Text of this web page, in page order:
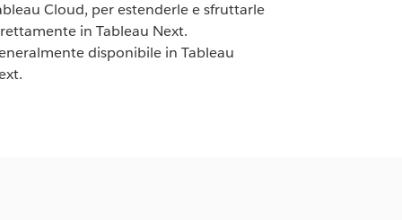
Cloud, per estenderle e sfruttarle
in Tableau Next.
disponibile in Tableau